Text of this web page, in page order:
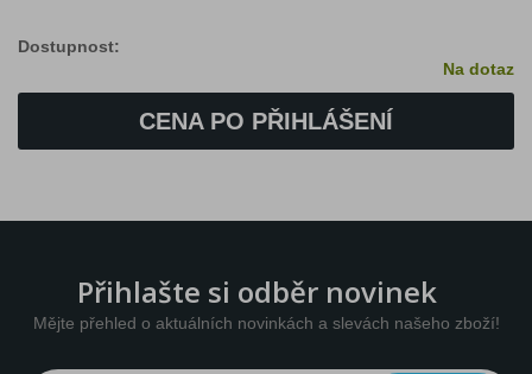
Dostupnost:
Na dotaz
CENA PO PŘIHLÁŠENÍ
Přihlašte si odběr novinek
Mějte přehled o aktuálních novinkách a slevách našeho zboží!